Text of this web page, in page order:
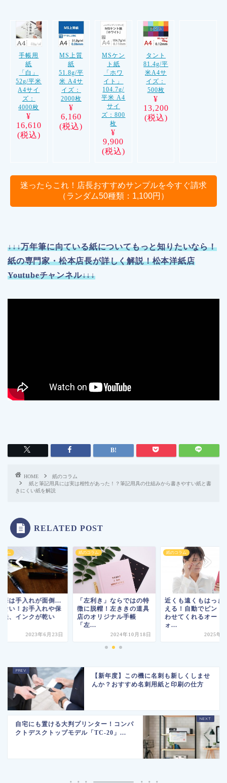
手帳用
紙
「白」
52g/平米
A4サイ
ズ：
4000枚
¥
16,610
(税込)
MS上質
紙
51.8g/平
米 A4サ
イズ：
2000枚
¥
6,160
(税込)
MSケン
ト紙
「ホワ
イト」
104.7g/
平米 A4
サイ
ズ：800
枚
¥
9,900
(税込)
タント
81.4g/平
米A4サ
イズ：
500枚
¥
13,200
(税込)
迷ったらこれ！店長おすすめサンプルを今すぐ請求
（ランダム50種類：1,100円）
↓↓↓万年筆に向ている紙についてもっと知りたいなら！
紙の専門家・松本店長が詳しく解説！松本洋紙店
Youtubeチャンネル↓↓↓
HOME
紙のコラム
紙と筆記用具には実は相性があった！？筆記用具の仕組みから書きやすい紙と書
きにくい紙を解説
RELATED POST
ラム
筆は手入れが面倒…
ない！お手入れや保
法、インクが乾い
2023年6月23日
紙のコラム
「左利き」ならではの特
徴に脱帽！左ききの道具
店のオリジナル手帳
「左...
2024年10月18日
紙のコラム
近くも遠くもはっき
える！自動でピント
わせてくれるオート
ォ...
2025年9
【新年度】この機に名刺も新しくしませ
んか？おすすめ名刺用紙と印刷の仕方
自宅にも置ける大判プリンター！コンパ
クトデスクトップモデル「TC-20」...